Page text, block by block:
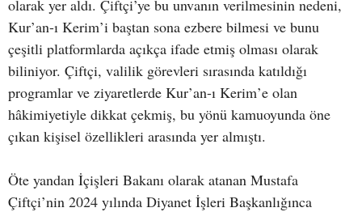
olarak yer aldı. Çiftçi’ye bu unvanın verilmesinin nedeni,
Kur’an-ı Kerim’i baştan sona ezbere bilmesi ve bunu
çeşitli platformlarda açıkça ifade etmiş olması olarak
biliniyor. Çiftçi, valilik görevleri sırasında katıldığı
programlar ve ziyaretlerde Kur’an-ı Kerim’e olan
hâkimiyetiyle dikkat çekmiş, bu yönü kamuoyunda öne
çıkan kişisel özellikleri arasında yer almıştı.
Öte yandan İçişleri Bakanı olarak atanan Mustafa
Çiftçi’nin 2024 yılında Diyanet İşleri Başkanlığınca